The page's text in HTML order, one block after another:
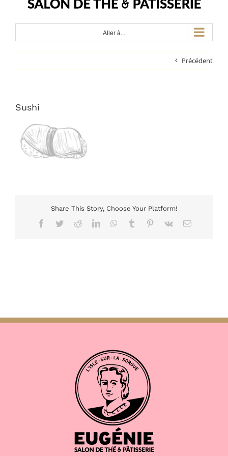
Aller à...
Précédent
Sushi
Share This Story, Choose Your Platform!
Facebook
TwitterRedditLinkedInWhatsApp
Tumblr Pinterest
Vk Email